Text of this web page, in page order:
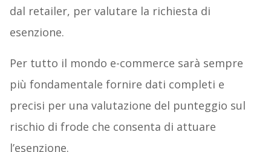
dal retailer, per valutare la richiesta di
esenzione.
Per tutto il mondo e-commerce sarà sempre
più fondamentale fornire dati completi e
precisi per una valutazione del punteggio sul
rischio di frode che consenta di attuare
l’esenzione.